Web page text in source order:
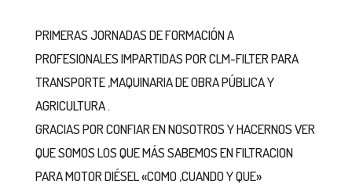
PRIMERAS JORNADAS DE FORMACIÓN A
PROFESIONALES IMPARTIDAS POR CLM-FILTER PARA
TRANSPORTE ,MAQUINARIA DE OBRA PÚBLICA Y
AGRICULTURA .
GRACIAS POR CONFIAR EN NOSOTROS Y HACERNOS VER
QUE SOMOS LOS QUE MÁS SABEMOS EN FILTRACION
PARA MOTOR DIÉSEL «COMO ,CUANDO Y QUE»